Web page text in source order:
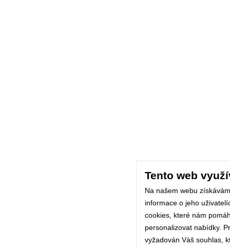
Tento web
Na našem webu
informace o jeho
cookies, které nám
personalizovat nabídky.
vyžadován Váš souhlas,